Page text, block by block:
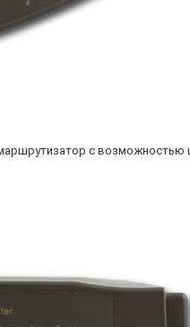
с возможностью